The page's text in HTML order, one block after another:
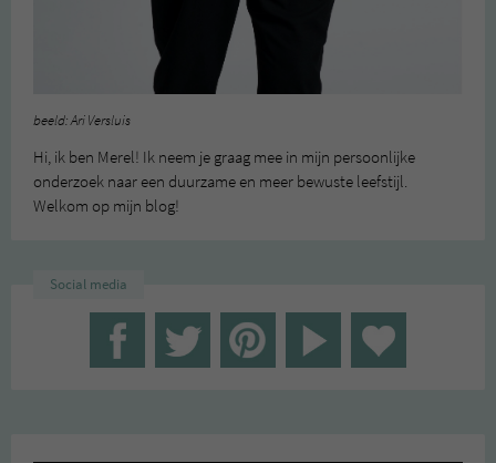
beeld: Ari Versluis
Hi, ik ben Merel! Ik neem je graag mee in mijn persoonlijke
onderzoek naar een duurzame en meer bewuste leefstijl.
Welkom op mijn blog!
Social media